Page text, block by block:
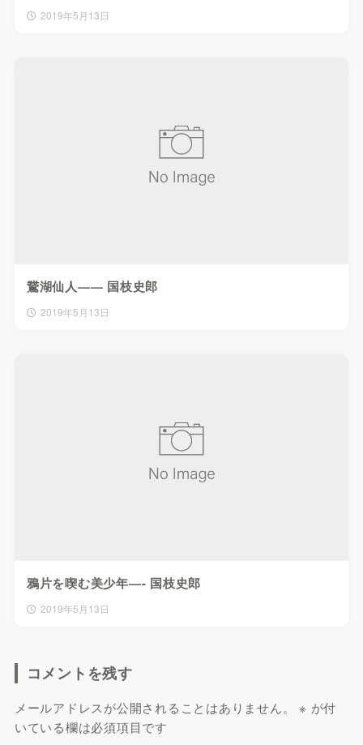
2019年5月13日
鵞湖仙人—— 国枝史郎
2019年5月13日
鴉片を喫む美少年—- 国枝史郎
2019年5月13日
コメントを残す
メールアドレスが公開されることはありません。 ※ が付
いている欄は必須項目です